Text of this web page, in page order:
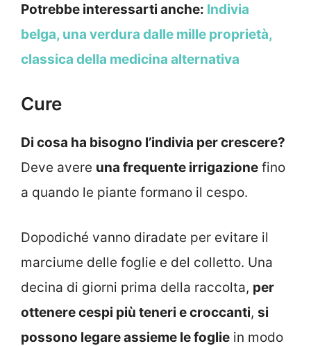
Potrebbe interessarti anche: Indivia
belga, una verdura dalle mille proprietà,
classica della medicina alternativa
Cure
Di cosa ha bisogno l’indivia per crescere?
Deve avere una frequente irrigazione fino
a quando le piante formano il cespo.
Dopodiché vanno diradate per evitare il
marciume delle foglie e del colletto. Una
decina di giorni prima della raccolta, per
ottenere cespi più teneri e croccanti, si
possono legare assieme le foglie in modo